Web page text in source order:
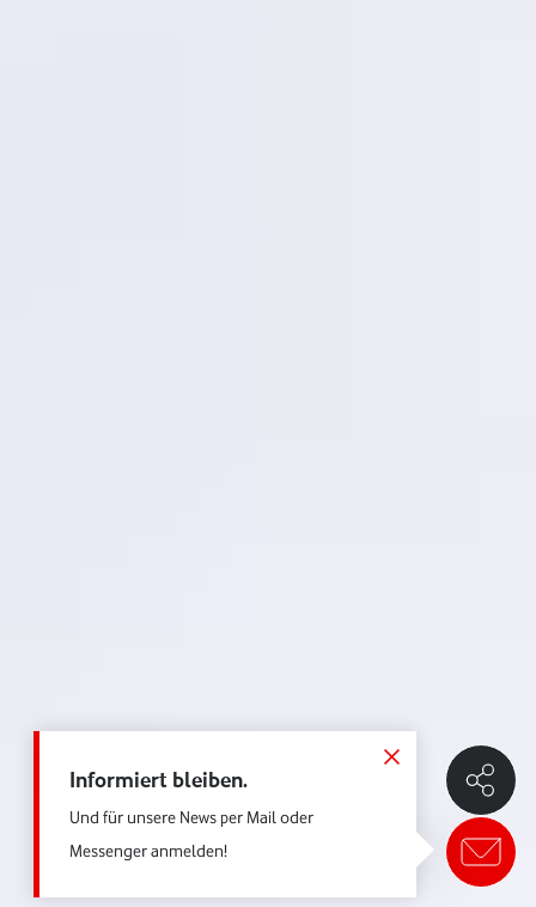
Informiert bleiben.
Und für unsere News per Mail oder
Messenger anmelden!